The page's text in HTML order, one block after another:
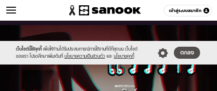
เข้าสู่ระบบสมาชิก
ดูดวง หมวดอื่นๆ
เว็บไซต์นี้ใช้คุกกี้ เพื่อให้ท่านได้รับประสบการณ์การใช้งานที่ดีที่สุดบน เว็บไซต์
ของเรา โปรดศึกษาเพิ่มเติมที่ นโยบายความเป็นส่วนตัว และ นโยบายคุกกี้
ตกลง
//s.isanook.com/sr/0/images/logo-
new-
sanook.png
//s.isanook.com/ho/0/ud/38/192897/vdothumbnialep1final(1).jpg